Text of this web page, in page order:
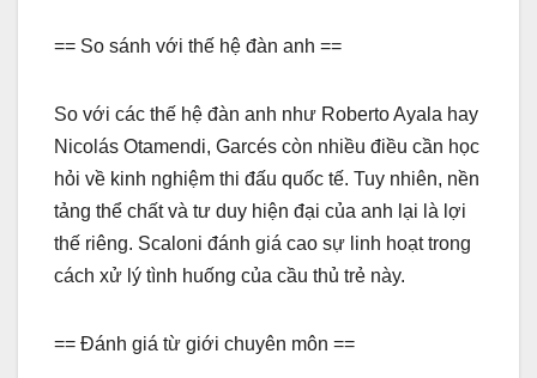
== So sánh với thế hệ đàn anh ==
So với các thế hệ đàn anh như Roberto Ayala hay
Nicolás Otamendi, Garcés còn nhiều điều cần học
hỏi về kinh nghiệm thi đấu quốc tế. Tuy nhiên, nền
tảng thể chất và tư duy hiện đại của anh lại là lợi
thế riêng. Scaloni đánh giá cao sự linh hoạt trong
cách xử lý tình huống của cầu thủ trẻ này.
== Đánh giá từ giới chuyên môn ==